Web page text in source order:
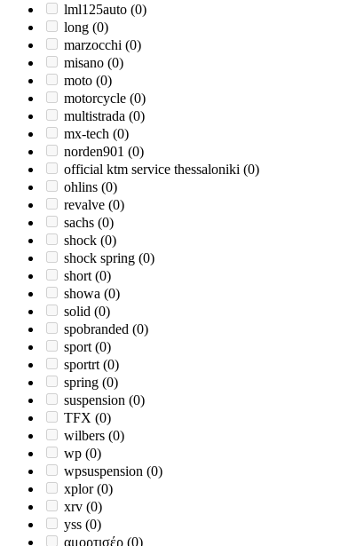
lml125auto (0)
long (0)
marzocchi (0)
misano (0)
moto (0)
motorcycle (0)
multistrada (0)
mx-tech (0)
norden901 (0)
official ktm service thessaloniki (0)
ohlins (0)
revalve (0)
sachs (0)
shock (0)
shock spring (0)
short (0)
showa (0)
solid (0)
spobranded (0)
sport (0)
sportrt (0)
spring (0)
suspension (0)
TFX (0)
wilbers (0)
wp (0)
wpsuspension (0)
xplor(0)
xrv (0)
yss (0)
αμορτισέρ (0)